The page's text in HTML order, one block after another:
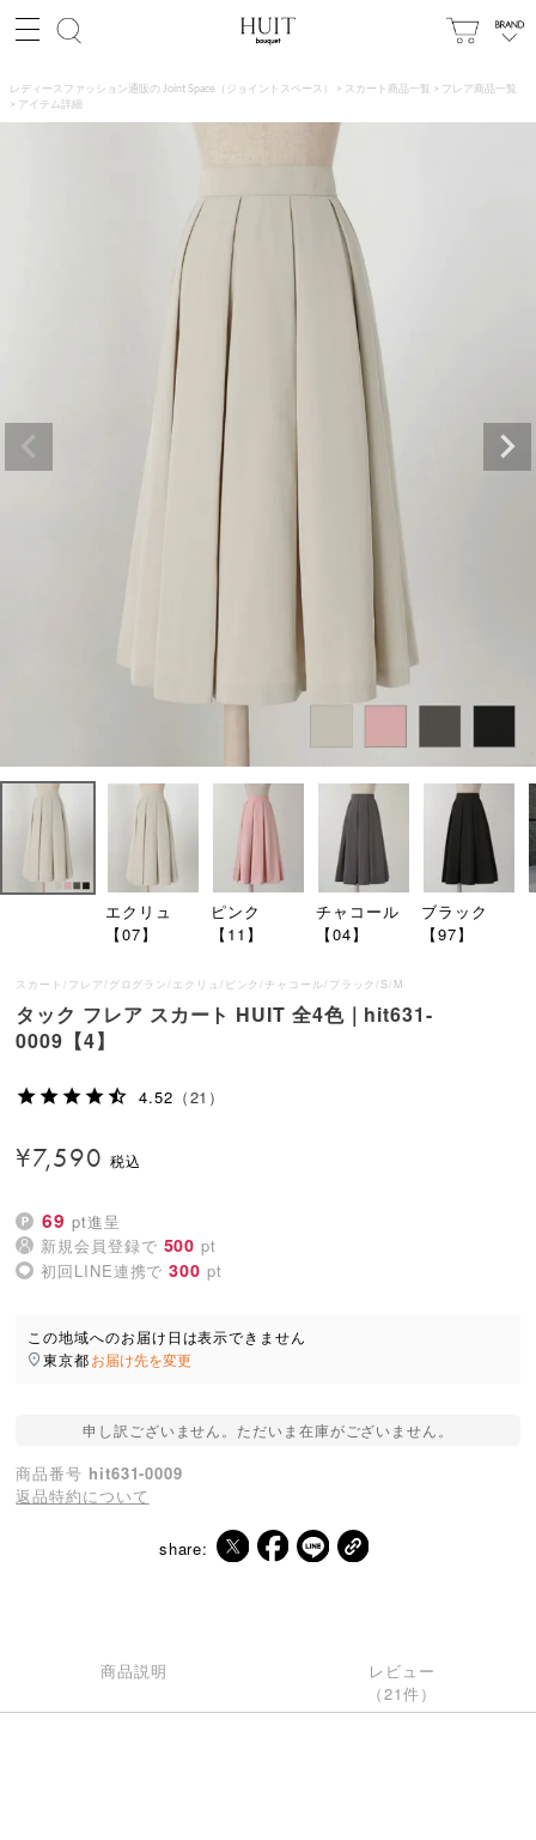
レディースファッション通販の Joint Space（ジョイントスペース） スカート商品一覧
フレア商品一覧
アイテム詳細
エクリュ
【07】
ピンク
【11】
チャコール
【04】
ブラック
【97】
スカート/フレア/グログラン/エクリュ/ピンク/チャコール/ブラック/S/M
タック フレア スカート HUIT 全4色｜hit631-
0009【4】
4.52 （21）
¥7,590
69 pt進呈
新規会員登録で 500 pt
初回LINE連携で 300 pt
この地域へのお届け日は表示できません
東京都お届け先を変更
申し訳ございません。ただいま在庫がございません。
商品番号 hit631-0009
返品特約について
share:
商品説明
レビュー
（21件）